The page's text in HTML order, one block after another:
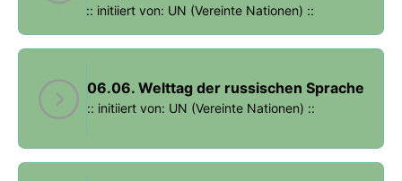
:: initiiert von: UN (Vereinte Nationen) ::
06.06. Welttag der russischen Sprache
:: initiiert von: UN (Vereinte Nationen) ::